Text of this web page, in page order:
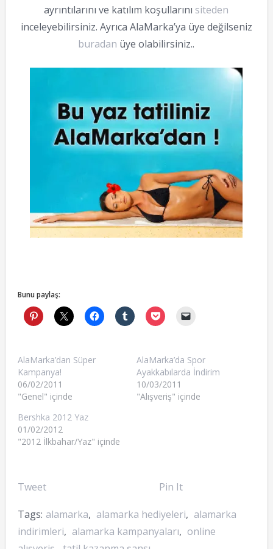
ayrıntılarını ve katılım koşullarını siteden
inceleyebilirsiniz. Ayrıca AlaMarka’ya üye değilseniz
buradan üye olabilirsiniz..
Bunu paylaş:
AlaMarka’dan Süper
Kampanya!
06/02/2011
"Genel" içinde
AlaMarka’da Spor
Ayakkabılarda İndirim
10/03/2011
"Alışveriş" içinde
Bershka 2012 Yaz
01/02/2012
"2012 İlkbahar/Yaz" içinde
Tweet Pin It
Tags: alamarka, alamarka hediyeleri, alamarka
indirimleri, alamarka kampanyaları, online